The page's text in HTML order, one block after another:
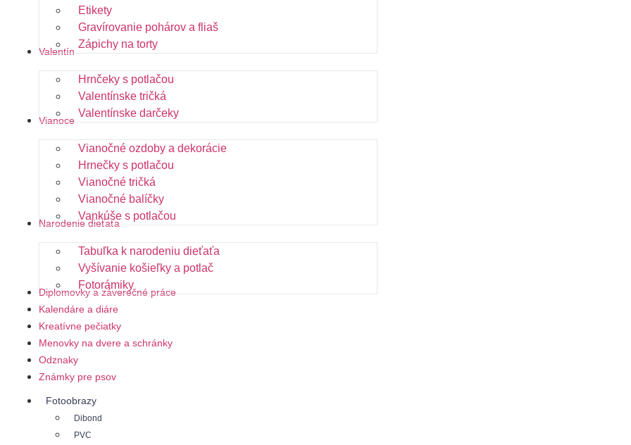
Etikety
Gravírovanie pohárov a fliaš
Zápichy na torty
Valentín
Hrnčeky s potlačou
Valentínske tričká
Valentínske darčeky
Vianoce
Vianočné ozdoby a dekorácie
Hrnečky s potlačou
Vianočné tričká
Vianočné balíčky
Vankúše s potlačou
Narodenie dieťaťa
Tabuľka k narodeniu dieťaťa
Vyšívanie košieľky a potlač
Fotorámiky
Diplomovky a záverečné práce
Kalendáre a diáre
Kreatívne pečiatky
Menovky na dvere a schránky
Odznaky
Známky pre psov
Fotoobrazy
Dibond
PVC